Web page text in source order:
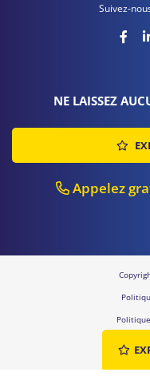
Suivez-
NE LAISSEZ
Appelez